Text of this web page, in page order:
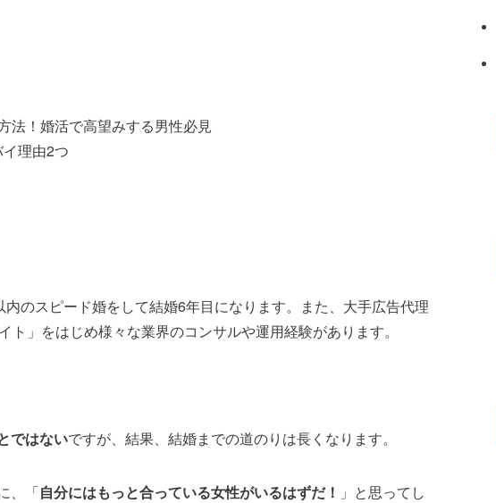
法！婚活で高望みする男性必見
理由2つ
のスピード婚をして結婚6年目になります。また、大手広告代理
」をはじめ様々な業界のコンサルや運用経験があります。
ではないですが、結果、結婚までの道のりは長くなります。
、「自分にはもっと合っている女性がいるはずだ！ 」と思ってし